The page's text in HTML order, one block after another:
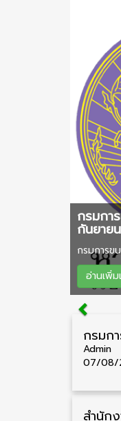
กรมกา
กันยายน
กรมการข
อ่านเพิ่ม
Admin
07/08/